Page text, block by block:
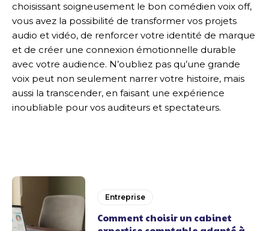
choisissant soigneusement le bon comédien voix off,
vous avez la possibilité de transformer vos projets
audio et vidéo, de renforcer votre identité de marque
et de créer une connexion émotionnelle durable
avec votre audience. N’oubliez pas qu’une grande
voix peut non seulement narrer votre histoire, mais
aussi la transcender, en faisant une expérience
inoubliable pour vos auditeurs et spectateurs.
Entreprise
Comment choisir un cabinet